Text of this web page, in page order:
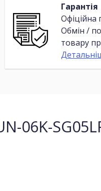
Гарантія
Офіційна
Обмін /
товару
06K-